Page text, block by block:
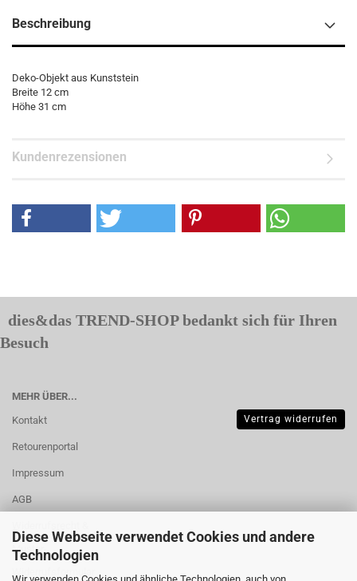
Diese Webseite verwendet Cookies und andere
Technologien
Wir verwenden Cookies und ähnliche Technologien, auch von
Beschreibung
Deko-Objekt aus Kunststein
Breite 12 cm
Höhe 31 cm
Kundenrezensionen
dies&das TREND-SHOP bedankt sich für Ihren
Besuch
MEHR ÜBER...
Kontakt
Retourenportal
Impressum
AGB
Muster-
Widerrufsformular
Vertrag widerrufen